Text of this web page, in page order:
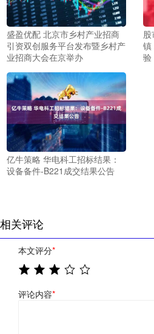
盛盈优配 北京市乡村产业招商
引资双创服务平台发布暨乡村产
业招商大会在京举办
镇
验
亿牛策略 华电科工招标结果：
设备备件-B221成交结果公告
相关评论
本文评分*
评论内容*